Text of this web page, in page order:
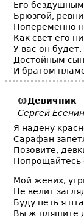
Его
Брюзгой,
Попеременно
Как свет его
У вас он
Достойным
И братом
Девичник
Сергей Есенин
Я надену
Сарафан
Позовите,
Попрощайтесь
Мой жених,
Не велит
Буду петь я
Вы ж пляшите